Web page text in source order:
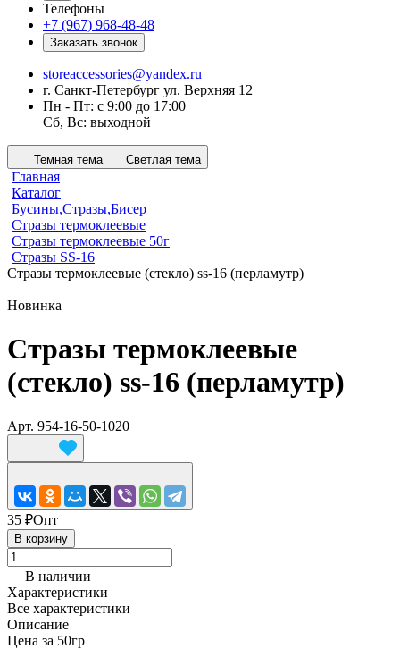
Телефоны
+7 (967) 968-48-48
Заказать звонок
storeaccessories@yandex.ru
г. Санкт-Петербург ул. Верхняя 12
Пн - Пт: с 9:00 до 17:00
Сб, Вс: выходной
Темная тема Светлая тема
Главная
Каталог
Бусины,Стразы,Бисер
Стразы термоклеевые
Стразы термоклеевые 50г
Стразы SS-16
Стразы термоклеевые (стекло) ss-16 (перламутр)
Новинка
Стразы термоклеевые
(стекло) ss-16 (перламутр)
Арт. 954-16-50-1020
35 ₽Опт
В корзину
В наличии
Характеристики
Все характеристики
Описание
Цена за 50гр